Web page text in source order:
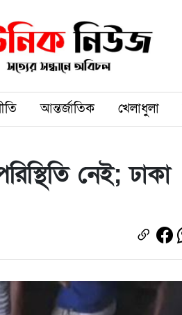
আন্তর্জাতিক খেলাধুলা
নেই; ঢাকা